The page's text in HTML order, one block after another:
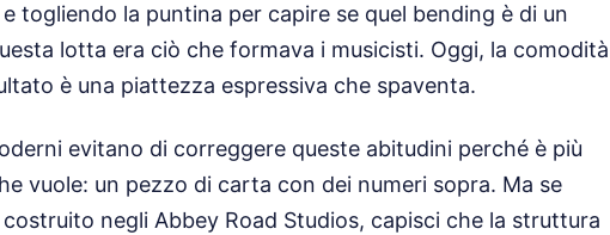
togliendo la puntina per capire se quel bending è di un
lotta era ciò che formava i musicisti. Oggi, la comodità
è una piattezza espressiva che spaventa.
evitano di correggere queste abitudini perché è più
vuole: un pezzo di carta con dei numeri sopra. Ma se
negli Abbey Road Studios, capisci che la struttura